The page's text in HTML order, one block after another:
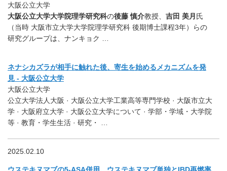
大阪公立大学
大阪公立大学大学院理学研究科の後藤 慎介教授、 吉田 美月 氏
（当時 大阪市立大学大学院理学研究科 後期博士課程3年）らの
研究グループは、ナンキョク …
ネナシカズラが相手に触れた後、寄生を始めるメカニズムを発
見 - 大阪公立大学
大阪公立大学
公立大学法人大阪 · 大阪公立大学工業高等専門学校 · 大阪市立大
学 · 大阪府立大学 · 大阪公立大学について · 学部・学域・大学院
等 · 教育・学生生活 · 研究・ …
2025.02.10
ウステキヌマブの5-ASA併用、ウステキヌマブ単独とIBD再燃率